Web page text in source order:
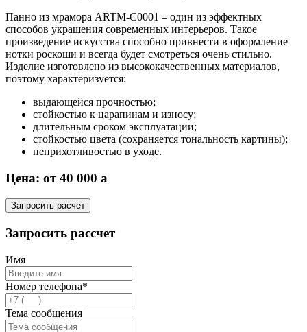
Панно из мрамора ARTM-C0001 – один из эффектных
способов украшения современных интерьеров. Такое
произведение искусства способно привнести в оформление
нотки роскоши и всегда будет смотреться очень стильно.
Изделие изготовлено из высококачественных материалов,
поэтому характеризуется:
выдающейся прочностью;
стойкостью к царапинам и износу;
длительным сроком эксплуатации;
стойкостью цвета (сохраняется тональность картины);
неприхотливостью в уходе.
Цена: от 40 000 a
Запросить расчет
Запросить рассчет
Имя
Номер телефона*
Тема сообщения